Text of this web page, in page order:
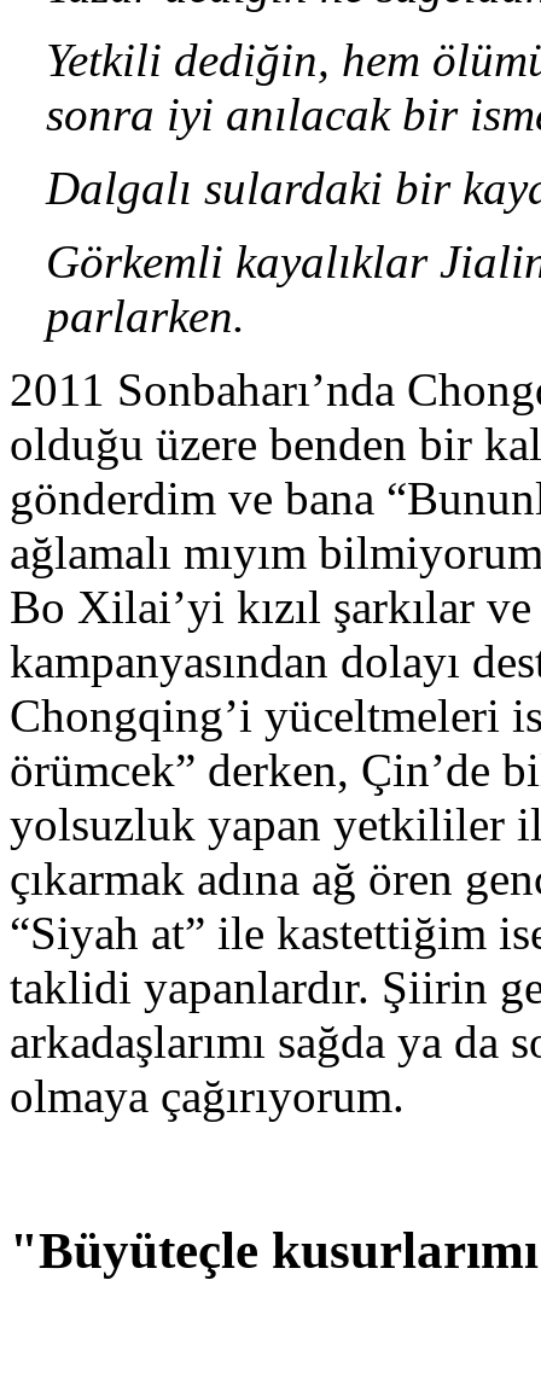
Yetkili dediğin, hem
sonra iyi anılacak bir
Dalgalı sulardaki bir
Görkemli kayalıklar
parlarken.
2011 Sonbaharı’nda
olduğu üzere benden bir
gönderdim ve bana
ağlamalı mıyım
Bo Xilai’yi kızıl şarkılar
kampanyasından dolayı
Chongqing’i yüceltmeleri
örümcek” derken, Çin’de
yolsuzluk yapan yetkililer
çıkarmak adına ağ ören
“Siyah at” ile kastettiğim
taklidi yapanlardır. Şiirin
arkadaşlarımı sağda ya da
olmaya çağırıyorum.
"Büyüteçle